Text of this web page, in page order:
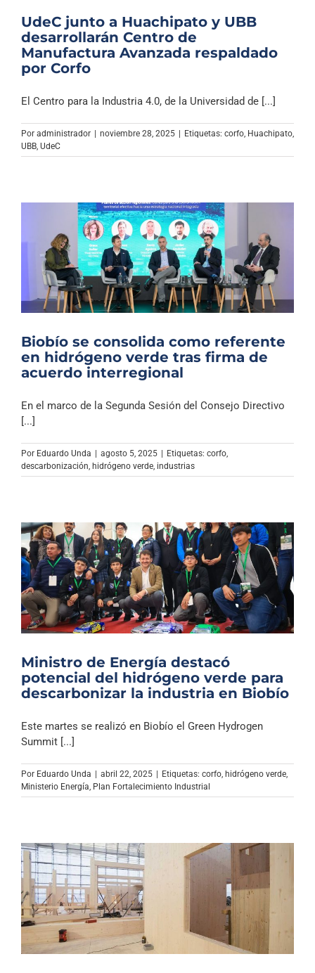
UdeC junto a Huachipato y UBB
desarrollarán Centro de
Manufactura Avanzada respaldado
por Corfo
El Centro para la Industria 4.0, de la Universidad de [...]
Por administrador | noviembre 28, 2025 | Etiquetas: corfo Huachipato
UBB UdeC
Biobío se consolida como referente
en hidrógeno verde tras firma de
acuerdo interregional
En el marco de la Segunda Sesión del Consejo Directivo
[...]
Por Eduardo Unda agosto 5, 2025 Etiquetas: corfo,
descarbonización, hidrógeno verde, industrias
Ministro de Energía destacó
potencial del hidrógeno verde para
descarbonizar la industria en Biobío
Este martes se realizó en Biobío el Green Hydrogen
Summit [...]
Por Eduardo Unda abril 22, 2025 Etiquetas: corfo, hidrógeno verde,
Ministerio Energía, Plan Fortalecimiento Industrial